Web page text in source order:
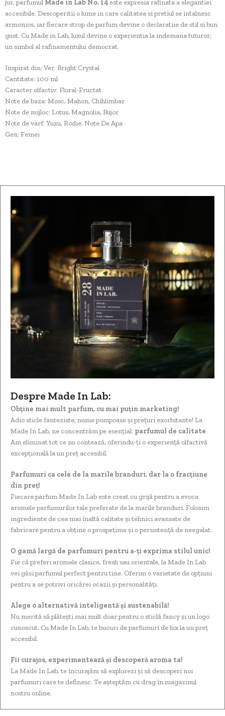
jur, parfumul Made in Lab No. 14 este expresia rafinata a elegantiei
accesibile. Descoperitii o lume in care calitatea si pretiul se intalnesc
armonios, iar fiecare strop de parfum devine o declaratiie de stil si bun
gust. Cu Made in Lab, luxul devine o experientia la indemana tuturor,
un simbol al rafinamentului democrat.
Inspirat din: Ver. Bright Crystal
Cantitate: 100 ml
Caracter olfactiv: Floral-Fructat
Note de baza: Mosc, Mahon, Chihlimbar
Note de mijloc: Lotus, Magnolia, Bujor
Note de varf: Yuzu, Rodie, Note De Apa
Gen: Femei
Despre Made In Lab:
Obține mai mult parfum, cu mai puțin marketing!
Adio sticle fanteziste, nume pompoase și prețuri exorbitante! La
Made In Lab, ne concentrăm pe esențial: parfumul de calitate.
Am eliminat tot ce nu contează, oferindu-ți o experiență olfactivă
excepțională la un preț accesibil.
Parfumuri ca cele de la marile branduri, dar la o fracțiune
din preț!
Fiecare parfum Made In Lab este creat cu grijă pentru a evoca
aromele parfumurilor tale preferate de la marile branduri. Folosim
ingrediente de cea mai înaltă calitate și tehnici avansate de
fabricare pentru a obține o prospețime și o persistență de neegalat.
O gamă largă de parfumuri pentru a-ți exprima stilul unic!
Fie că preferi aromele clasice, fresh sau orientale, la Made In Lab
vei găsi parfumul perfect pentru tine. Oferim o varietate de opțiuni
pentru a se potrivi oricărei ocazii și personalități.
Alege o alternativă inteligentă și sustenabilă!
Nu merită să plătești mai mult doar pentru o sticlă fancy și un logo
cunoscut. Cu Made In Lab, te bucuri de parfumuri de lux la un preț
accesibil.
Fii curajos, experimentează și descoperă aroma ta!
La Made In Lab, te încurajăm să explorezi și să descoperi noi
parfumuri care te definesc. Te așteptăm cu drag în magazinul
nostru online.